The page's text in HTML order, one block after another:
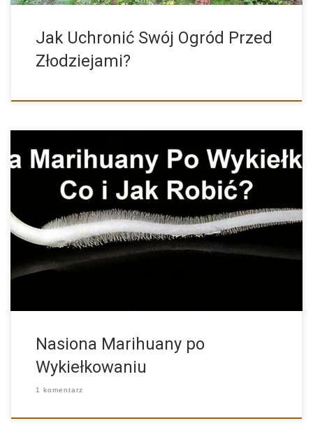
Jak Uchronić Swój Ogród Przed
Złodziejami?
Wykiełkowane Nasiona Marihuany i Konopi – Co i Jak z […]
Nasiona Marihuany po
Wykiełkowaniu
1 komentarz